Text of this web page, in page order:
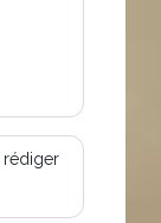
rédiger